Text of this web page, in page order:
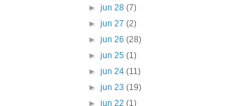
► jun 28 (7)
► jun 27 (2)
► jun 26 (28)
► jun 25 (1)
► jun 24 (11)
► jun 23 (19)
► jun 22 (1)